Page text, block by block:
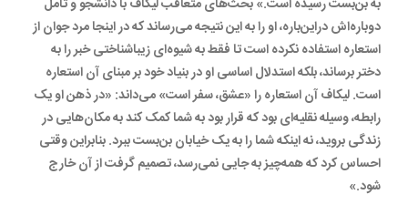
دوباره‌اش دراین‌باره، او را به این نتیجه می‌رساند که در اینجا مرد جوان از
استعاره استفاده نکرده است تا فقط به شیوه‌ای زیباشناختی خبر را به
دختر برساند، بلکه استدلال اساسی او در بنیاد خود بر مبنای آن استعاره
است. لیکاف آن استعاره را «عشق، سفر است» می‌داند: «در ذهن او یک
رابطه، وسیله نقلیه‌ای بود که قرار بود به شما کمک کند به مکان‌هایی در
زندگی بروید، نه اینکه شما را به یک خیابان بن‌بست ببرد. بنابراین وقتی
احساس کرد که همه‌چیز به جایی نمی‌رسد، تصمیم گرفت از آن خارج
شود.»